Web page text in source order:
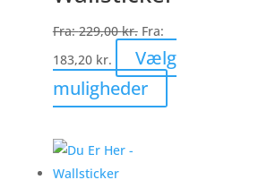
varesiden
Fra:229,00kr. Fra:
183,20 kr.
Vælg
muligheder
vare